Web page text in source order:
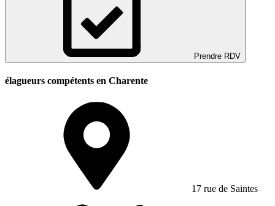
Prendre RDV
élagueurs compétents en Charente
17 rue de Saintes